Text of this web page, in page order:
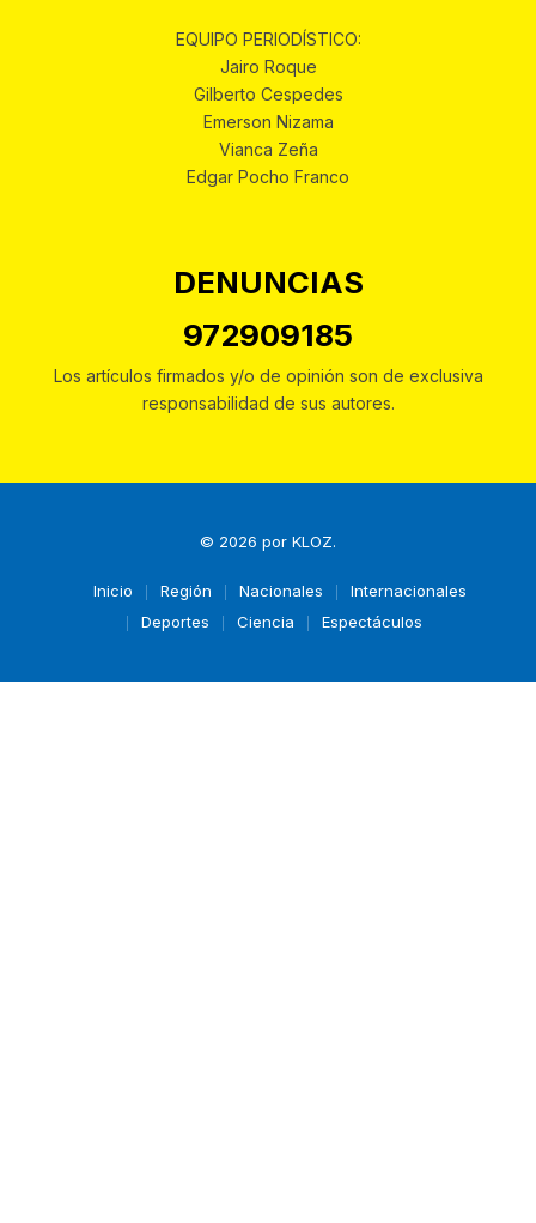
EQUIPO PERIODÍSTICO:
Jairo Roque
Gilberto Cespedes
Emerson Nizama
Vianca Zeña
Edgar Pocho Franco
DENUNCIAS
972909185
Los artículos firmados y/o de opinión son de exclusiva
responsabilidad de sus autores.
© 2026 por KLOZ.
Inicio Región Nacionales
Internacionales
Deportes
Ciencia Espectáculos